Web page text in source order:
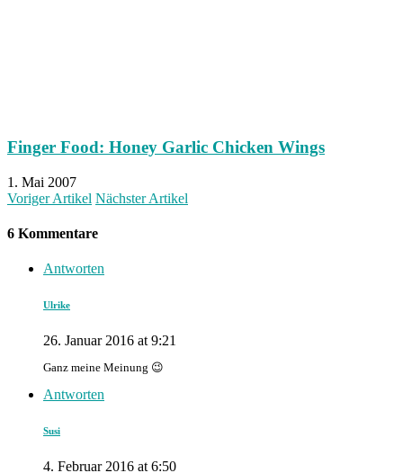
Finger Food: Honey Garlic Chicken Wings
1. Mai 2007
Voriger Artikel Nächster Artikel
6 Kommentare
Antworten
Ulrike
26. Januar 2016 at 9:21
Ganz meine Meinung 😉
Antworten
Susi
4. Februar 2016 at 6:50